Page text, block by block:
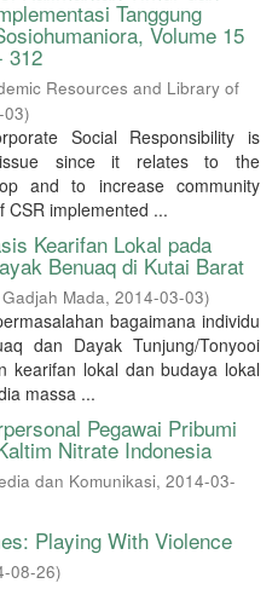
Tanggung
Volume 15
312
Resources and Library of
)
Social Responsibility is
since it relates to the
and to increase community
CSR implemented ...
Kearifan Lokal pada
Benuaq di Kutai Barat
Mada, 2014-03-03)
bagaimana individu
dan Dayak Tunjung/Tonyooi
kearifan lokal dan budaya lokal
massa ...
Pegawai Pribumi
Nitrate Indonesia
dan Komunikasi, 2014-03-
Playing With Violence
08-26)